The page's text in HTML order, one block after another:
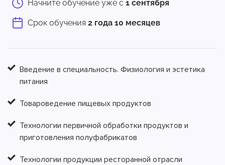
Начните обучение уже с 1 сентября
Срок обучения 2 года 10 месяцев
Введение в специальность. Физиология и эстетика
питания
Товароведение пищевых продуктов
Технологии первичной обработки продуктов и
приготовления полуфабрикатов
Технологии продукции ресторанной отрасли